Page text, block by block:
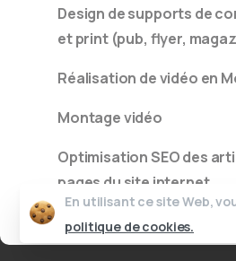
Design de supports de
et print (pub, flyer,
Réalisation de vidéo en
Montage vidéo
Optimisation SEO des
pages du site internet
En utilisant ce site Web,
politique de cookies.